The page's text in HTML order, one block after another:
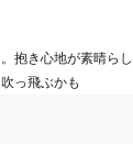
抱き心地が素晴らし
っ飛ぶかも